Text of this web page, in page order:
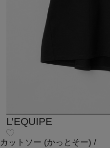
L'EQUIPE
カットソー (かっとそー) /